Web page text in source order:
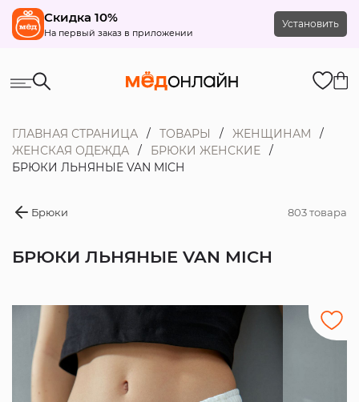
Скидка 10%
На первый заказ в приложении
Установить
ГЛАВНАЯ СТРАНИЦА ТОВАРЫ
ЖЕНЩИНАМ
ЖЕНСКАЯ ОДЕЖДА
БРЮКИ ЖЕНСКИЕ
БРЮКИ ЛЬНЯНЫЕ VAN MICH
Брюки 803 товара
БРЮКИ ЛЬНЯНЫЕ VAN MICH